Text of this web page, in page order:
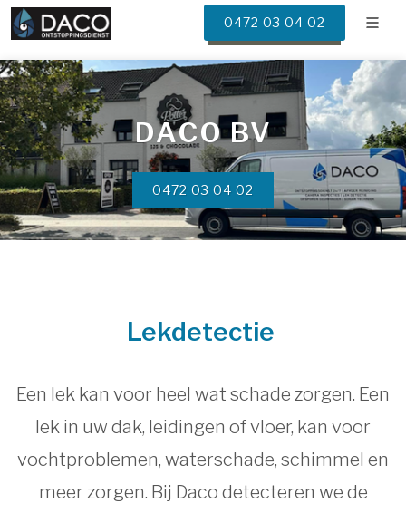
0472 03 04 02
DACO BV
0472 03 04 02
Lekdetectie
Een lek kan voor heel wat schade zorgen. Een
lek in uw dak, leidingen of vloer, kan voor
vochtproblemen, waterschade, schimmel en
meer zorgen. Bij Daco detecteren we de